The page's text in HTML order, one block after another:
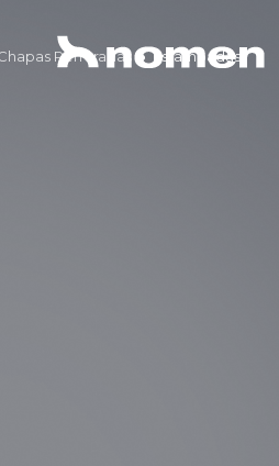
Perforadas Estampadas